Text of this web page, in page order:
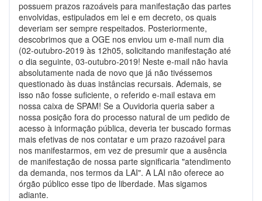
possuem prazos razoáveis para manifestação das partes
envolvidas, estipulados em lei e em decreto, os quais
deveriam ser sempre respeitados. Posteriormente,
descobrimos que a OGE nos enviou um e-mail num dia
(02-outubro-2019 às 12h05, solicitando manifestação até
o dia seguinte, 03-outubro-2019! Neste e-mail não havia
absolutamente nada de novo que já não tivéssemos
questionado às duas instâncias recursais. Ademais, se
isso não fosse suficiente, o referido e-mail estava em
nossa caixa de SPAM! Se a Ouvidoria queria saber a
nossa posição fora do processo natural de um pedido de
acesso à informação pública, deveria ter buscado formas
mais efetivas de nos contatar e um prazo razoável para
nos manifestarmos, em vez de presumir que a ausência
de manifestação de nossa parte significaria "atendimento
da demanda, nos termos da LAI". A LAI não oferece ao
órgão público esse tipo de liberdade. Mas sigamos
adiante.